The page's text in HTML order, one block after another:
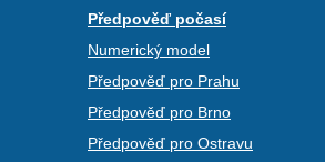
Předpověď počasí
Numerický model
Předpověď pro Prahu
Předpověď pro Brno
Předpověď pro Ostravu